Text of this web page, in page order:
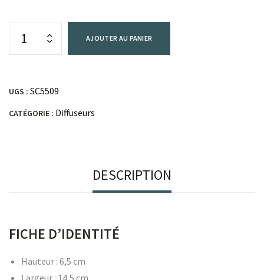
AJOUTER AU PANIER
UGS : SC5509
CATÉGORIE : Diffuseurs
DESCRIPTION
FICHE D’IDENTITÉ
Hauteur : 6,5 cm
Largeur : 14,5 cm